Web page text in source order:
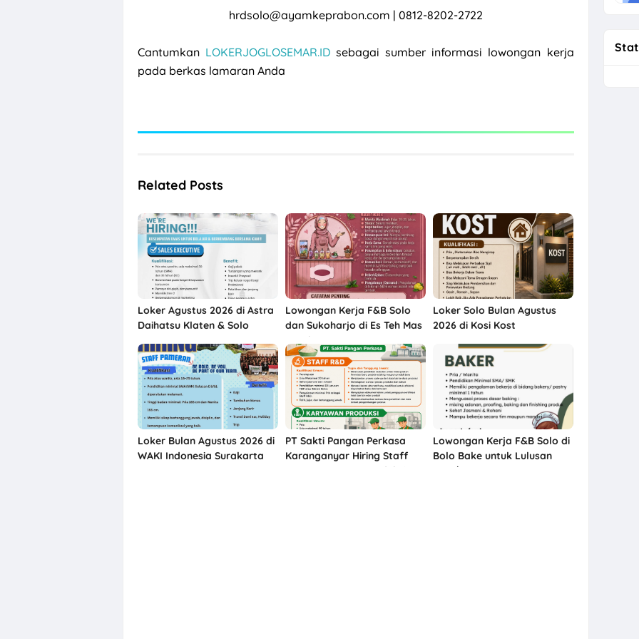
hrdsolo@ayamkeprabon.com | 0812-8202-2722
Cantumkan LOKERJOGLOSEMAR.ID sebagai sumber informasi lowongan kerja
pada berkas lamaran Anda
Related Posts
Loker Agustus 2026 di Astra
Daihatsu Klaten & Solo
Lowongan Kerja F&B Solo
dan Sukoharjo di Es Teh Mas
Karebet
Loker Solo Bulan Agustus
2026 di Kosi Kost
Loker Bulan Agustus 2026 di
WAKI Indonesia Surakarta
PT Sakti Pangan Perkasa
Karanganyar Hiring Staff
R&D, Karyawan Produksi
Lowongan Kerja F&B Solo di
Bolo Bake untuk Lulusan
SMA/SMK